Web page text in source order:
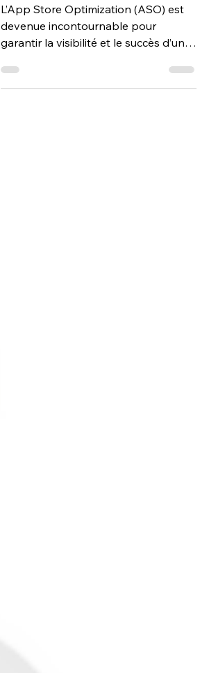
Stratégie ASO
L’App Store Optimization (ASO) est
devenue incontournable pour
garantir la visibilité et le succès d’une